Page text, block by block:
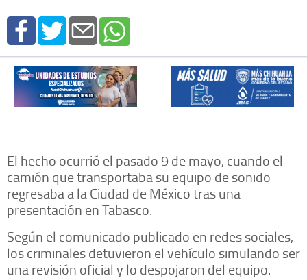
El hecho ocurrió el pasado 9 de mayo, cuando el
camión que transportaba su equipo de sonido
regresaba a la Ciudad de México tras una
presentación en Tabasco.
Según el comunicado publicado en redes sociales,
los criminales detuvieron el vehículo simulando ser
una revisión oficial y lo despojaron del equipo.